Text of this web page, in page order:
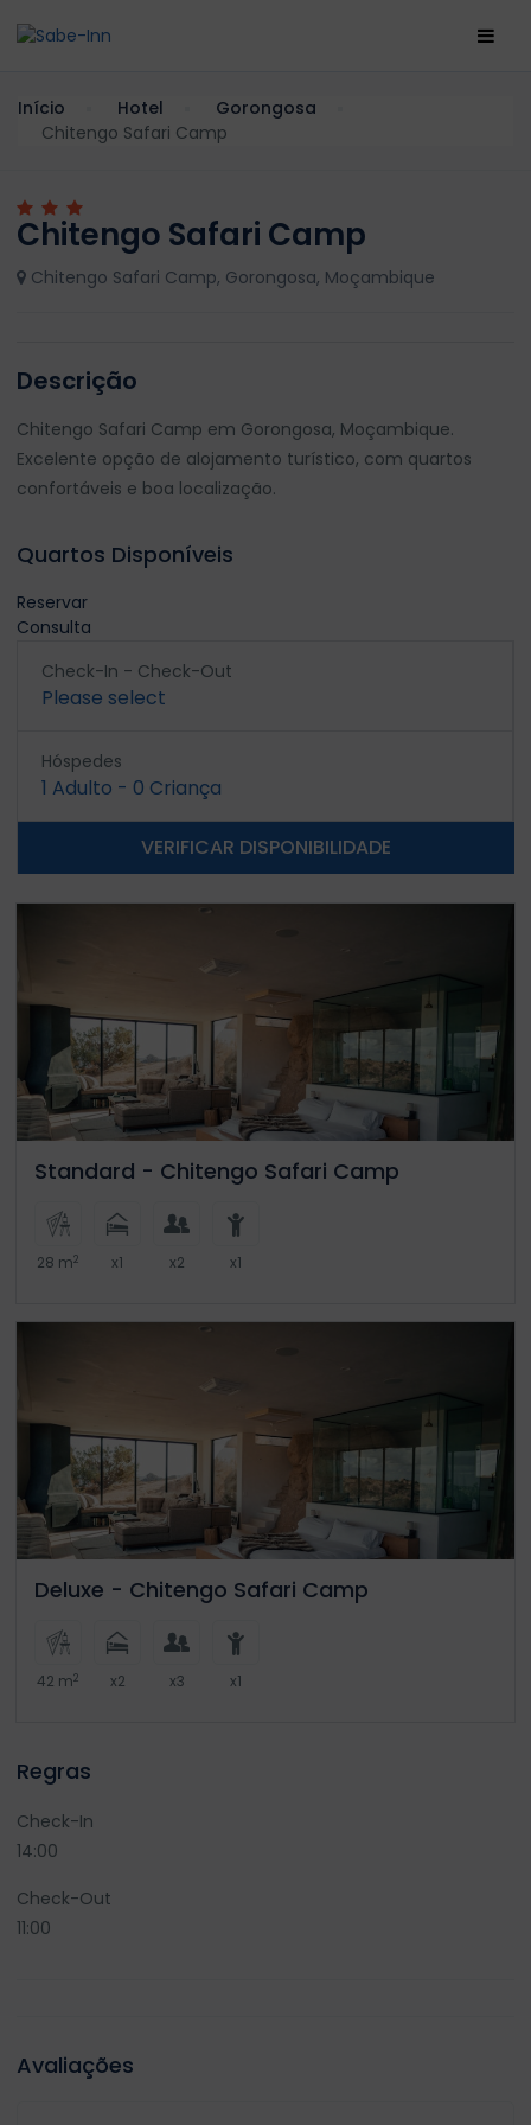
Início Hotel
Gorongosa
Chitengo Safari Camp
Chitengo Safari Camp
Chitengo Safari Camp, Gorongosa, Moçambique
Descrição
Chitengo Safari Camp em Gorongosa, Moçambique.
Excelente opção de alojamento turístico, com quartos
confortáveis e boa localização.
Quartos Disponíveis
Reservar
Consulta
Check-In - Check-Out
Please select
Hóspedes
1 Adulto - 0 Criança
VERIFICAR DISPONIBILIDADE
Standard - Chitengo Safari Camp
28 m2 x1 x2 x1
Deluxe - Chitengo Safari Camp
42 m2 x2 x3 x1
Regras
Check-In
14:00
Check-Out
11:00
Avaliações